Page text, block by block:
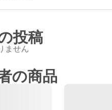
投稿
ません
の商品